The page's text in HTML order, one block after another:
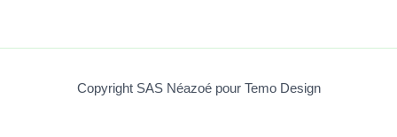
Copyright SAS Néazoé pour Temo Design